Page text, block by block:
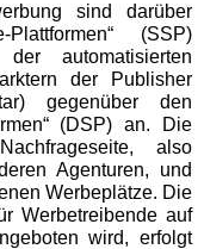
sind darüber
(SSP)
automatisierten
der Publisher
gegenüber den
(DSP) an. Die
also
Agenturen, und
Werbeplätze. Die
Werbetreibende auf
wird, erfolgt